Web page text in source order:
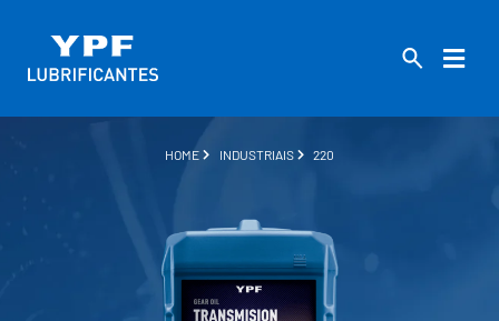
HOME INDUSTRIAIS 220